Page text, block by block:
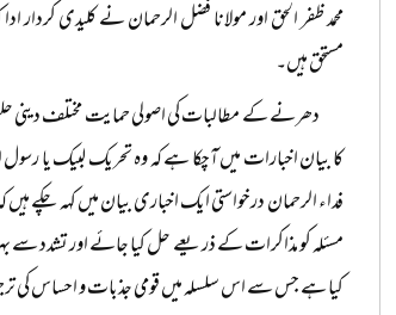
محمد ظفر الحق اور مولانا فضل الرحمان نے کلیدی
مستحق ہیں۔
دھرنے کے مطالبات کی اصولی حمایت مختلف دینی
کا بیان اخبارات میں آچکا ہے کہ وہ تحریک لبیک یا
فداء الرحمان درخواستی ایک اخباری بیان میں کہہ
مسئلہ کو مذاکرات کے ذریعے حل کیا جائے اور تشدد
کیا ہے جس سے اس سلسلہ میں قومی جذبات و احساس کی